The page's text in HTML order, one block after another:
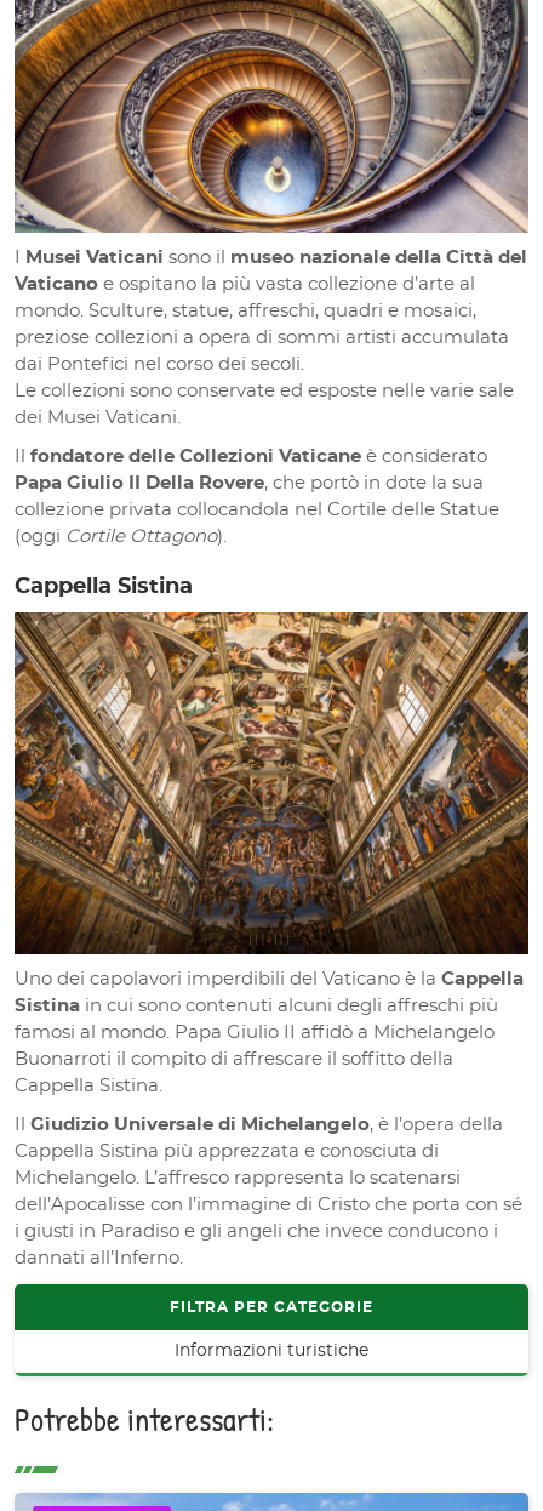
Musei Vaticani sono il museo nazionale della Città del
Vaticano e ospitano la più vasta collezione d’arte al
mondo. Sculture, statue, affreschi, quadri e mosaici,
preziose collezioni a opera di sommi artisti accumulata
dai Pontefici nel corso dei secoli.
Le collezioni sono conservate ed esposte nelle varie sale
dei Musei Vaticani.
fondatore delle Collezioni Vaticane è considerato
Papa Giulio II Della Rovere, che portò in dote la sua
collezione privata collocandola nel Cortile delle Statue
(oggi Cortile Ottagono).
Cappella Sistina
Uno dei capolavori imperdibili del Vaticano è la Cappella
Sistina in cui sono contenuti alcuni degli affreschi più
famosi al mondo. Papa Giulio II affidò a Michelangelo
Buonarroti il compito di affrescare il soffitto della
Cappella Sistina.
Giudizio Universale di Michelangelo, è l’opera della
Cappella Sistina più apprezzata e conosciuta di
Michelangelo. L’affresco rappresenta lo scatenarsi
dell’Apocalisse con l’immagine di Cristo che porta con sé
i giusti in Paradiso e gli angeli che invece conducono i
dannati all’Inferno.
FILTRA PER CATEGORIE
Informazioni turistiche
Potrebbe interessarti: